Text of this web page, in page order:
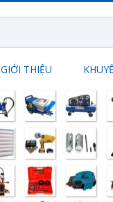
GIỚI THIỆU